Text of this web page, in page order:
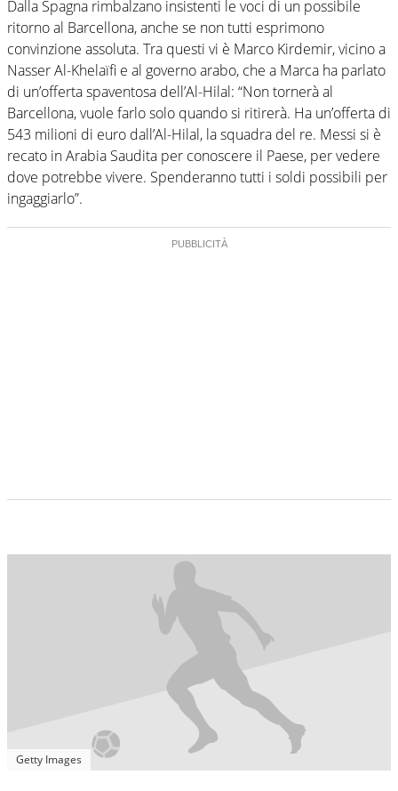
Dalla Spagna rimbalzano insistenti le voci di un possibile
ritorno al Barcellona, anche se non tutti esprimono
convinzione assoluta. Tra questi vi è Marco Kirdemir, vicino a
Nasser Al-Khelaïfi e al governo arabo, che a Marca ha parlato
di un’offerta spaventosa dell’Al-Hilal: “Non tornerà al
Barcellona, vuole farlo solo quando si ritirerà. Ha un’offerta di
543 milioni di euro dall’Al-Hilal, la squadra del re. Messi si è
recato in Arabia Saudita per conoscere il Paese, per vedere
dove potrebbe vivere. Spenderanno tutti i soldi possibili per
ingaggiarlo”.
Getty Images